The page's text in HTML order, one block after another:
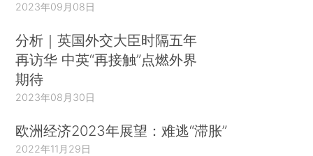
2023年09月08日
分析｜英国外交大臣时隔五年
再访华 中英“再接触”点燃外界
期待
2023年08月30日
欧洲经济2023年展望：难逃“滞胀”
2022年11月29日